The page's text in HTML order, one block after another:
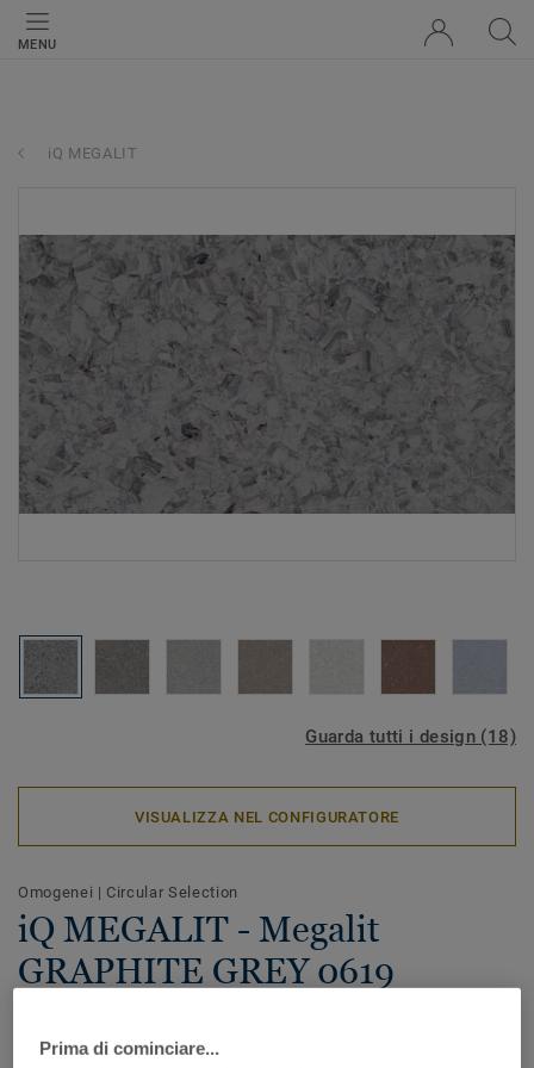
MENU
iQ MEGALIT
Guarda tutti i design (18)
VISUALIZZA NEL CONFIGURATORE
Omogenei | Circular Selection
iQ MEGALIT - Megalit
GRAPHITE GREY 0619
conferisce a iQ Megalit la sua forte personalità e la
Prima di cominciare...